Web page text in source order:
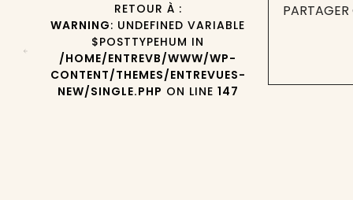
RETOUR À :
WARNING: UNDEFINED VARIABLE
$POSTTYPEHUM IN
/HOME/ENTREVB/WWW/WP-
CONTENT/THEMES/ENTREVUES-
NEW/SINGLE.PHP ON LINE 147